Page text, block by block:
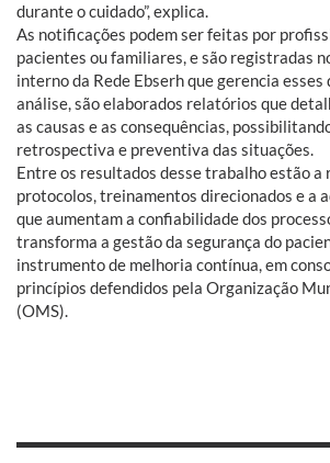
durante o cuidado”, explica.
As notificações podem ser feitas por
pacientes ou familiares, e são registradas
interno da Rede Ebserh que gerencia esses
análise, são elaborados relatórios que
as causas e as consequências,
retrospectiva e preventiva das situações.
Entre os resultados desse trabalho estão a
protocolos, treinamentos direcionados e a
que aumentam a confiabilidade dos
transforma a gestão da segurança do
instrumento de melhoria contínua, em
princípios defendidos pela Organização
(OMS).